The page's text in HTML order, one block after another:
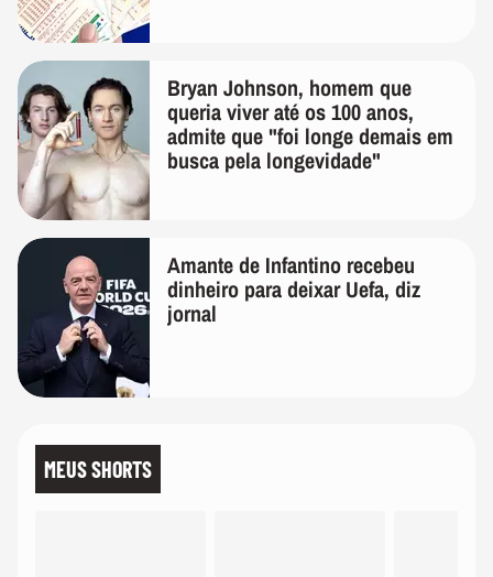
Bryan Johnson, homem que
queria viver até os 100 anos,
admite que "foi longe demais em
busca pela longevidade"
Amante de Infantino recebeu
dinheiro para deixar Uefa, diz
jornal
MEUS SHORTS